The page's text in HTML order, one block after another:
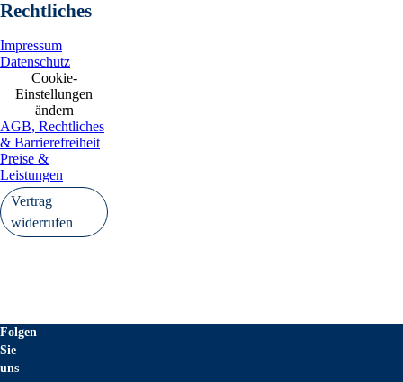
Rechtliches
Impressum
Datenschutz
Cookie-
Einstellungen
ändern
AGB, Rechtliches
& Barrierefreiheit
Preise &
Leistungen
Vertrag
widerrufen
Folgen
Sie
uns